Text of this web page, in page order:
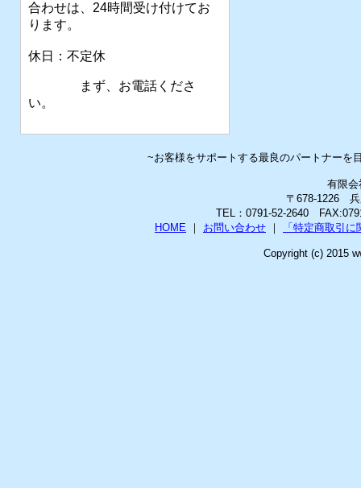
合わせは、24時間受け付けてお
ります。
休日：不定休
まず、お電話くださ
い。
~お客様をサポートする最良のパートナーを
有限
〒678-1226 兵
TEL：0791-52-2640
HOME ｜ お問い合わせ ｜ 「特定商取引
Copyright (c) 2015